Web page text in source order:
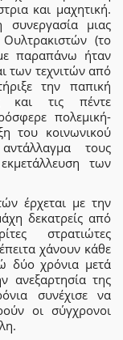
και μαχητική.
μιας
(το
παραπάνω ήταν
των τεχνιτών από
την παπική
και τις πέντε
πολεμική-
του κοινωνικού
τους
των
έρχεται με την
δεκατρείς από
στρατιώτες
χάνουν κάθε
δύο χρόνια μετά
ανεξαρτησία της
συνέχισε να
οι σύγχρονοι